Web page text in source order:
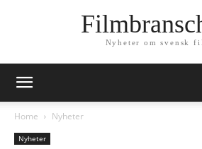
Nyheter om svensk
Home Nyheter
Nyheter